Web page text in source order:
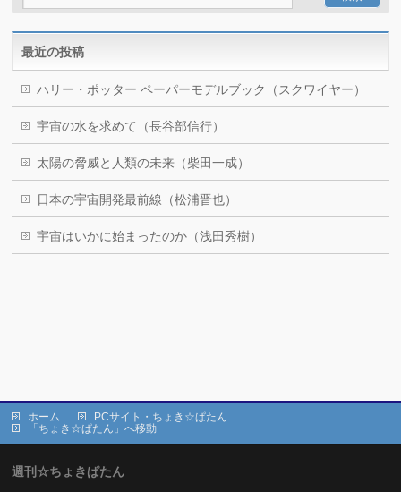
最近の投稿
ハリー・ポッター ペーパーモデルブック（スクワイヤー）
宇宙の水を求めて（長谷部信行）
太陽の脅威と人類の未来（柴田一成）
日本の宇宙開発最前線（松浦晋也）
宇宙はいかに始まったのか（浅田秀樹）
ホーム
PCサイト・ちょき☆ぱたん
「ちょき☆ぱたん」へ移動
週刊☆ちょきぱたん